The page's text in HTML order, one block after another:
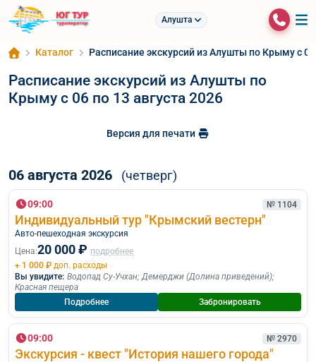
Алушта
Каталог Расписание экскурсий из Алушты по Крыму c 06
Расписание экскурсий из Алушты по
Крыму c 06 по 13 августа 2026
Версия для печати
06 августа 2026 (четверг)
09:00 № 1104
Индивидуальный тур "Крымский вестерн"
Авто-пешеходная экскурсия
Цена:20 000 ₽ подробнее
+ 1 000 ₽ доп. расходы
Вы увидите: Водопад Су-Учхан;Демерджи (Долина приведений);
Красная пещера
Подробнее
Забронировать
09:00 № 2970
Экскурсия - квест "История нашего города"